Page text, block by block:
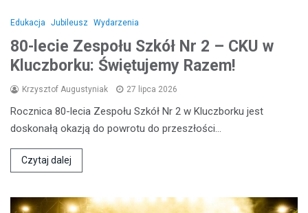
Edukacja Jubileusz Wydarzenia
80-lecie Zespołu Szkół Nr 2 – CKU w
Kluczborku: Świętujemy Razem!
Krzysztof Augustyniak 27 lipca 2026
Rocznica 80-lecia Zespołu Szkół Nr 2 w Kluczborku jest
doskonałą okazją do powrotu do przeszłości…
Czytaj dalej